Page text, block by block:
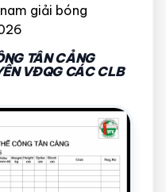
giải bóng
TÂN CẢNG
VĐQG CÁC CLB